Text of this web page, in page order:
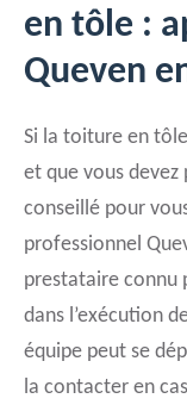
en tôle :
Queven
Si la toiture en
et que vous
conseillé pour
professionnel
prestataire connu
dans l’exécution
équipe peut se
la contacter en